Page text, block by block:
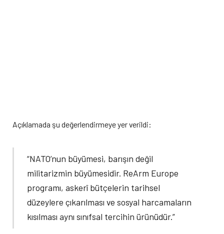
Açıklamada şu değerlendirmeye yer verildi:
“NATO’nun büyümesi, barışın değil
militarizmin büyümesidir. ReArm Europe
programı, askerî bütçelerin tarihsel
düzeylere çıkarılması ve sosyal harcamaların
kısılması aynı sınıfsal tercihin ürünüdür.”